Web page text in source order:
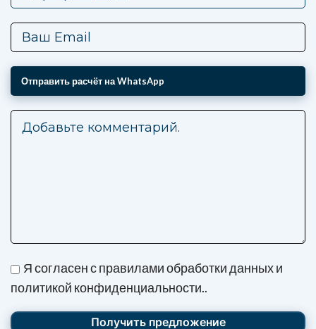
Я согласен с правилами обработки данных и
политикой конфиденциальности..